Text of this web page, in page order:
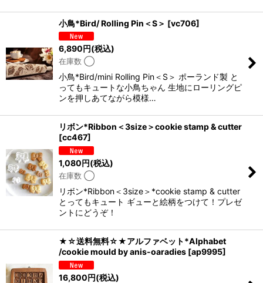
小鳥*Bird/ Rolling Pin＜S＞ [vc706]
6,890円(税込)
在庫数 ◯
小鳥*Bird/mini Rolling Pin＜S＞ ポーランド製 と
ってもキュートな小鳥ちゃん 生地にローリングピ
ンを押しあてながら模様…
リボン*Ribbon＜3size＞cookie stamp & cutter
[cc467]
1,080円(税込)
在庫数 ◯
リボン*Ribbon＜3size＞*cookie stamp & cutter
とってもキュート ギューと絵柄をつけて！プレゼ
ントにどうぞ！
★☆送料無料☆★アルファベット*Alphabet
/cookie mould by anis-oaradies [ap9995]
16,800円(税込)